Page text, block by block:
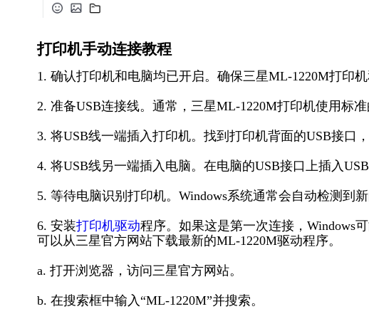
打印机手动连接教程
1. 确认打印机和电脑均已开启。确保三星ML-1220M打印机
2. 准备USB连接线。通常，三星ML-1220M打印机使用标准
3. 将USB线一端插入打印机。找到打印机背面的USB接口
4. 将USB线另一端插入电脑。在电脑的USB接口上插入
5. 等待电脑识别打印机。Windows系统通常会自动检测到
6. 安装打印机驱动程序。如果这是第一次连接，Windows
可以从三星官方网站下载最新的ML-1220M驱动程序。
a. 打开浏览器，访问三星官方网站。
b. 在搜索框中输入“ML-1220M”并搜索。